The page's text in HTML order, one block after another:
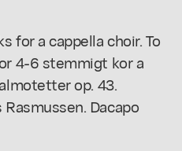
for a cappella choir. To
4-6 stemmigt kor a
op. 43.
Dacapo